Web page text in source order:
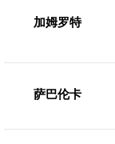
加姆罗特
萨巴伦卡